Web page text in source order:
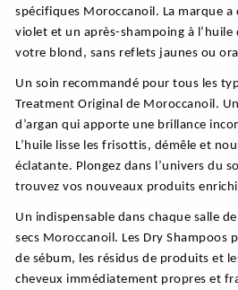
spécifiques Moroccanoil. La marque
violet et un après-shampoing à l’huile
votre blond, sans reflets jaunes ou
Un soin recommandé pour tous les
Treatment Original de Moroccanoil.
d’argan qui apporte une brillance
L’huile lisse les frisottis, démêle et
éclatante. Plongez dans l’univers du
trouvez vos nouveaux produits
Un indispensable dans chaque salle
secs Moroccanoil. Les Dry Shampoos
de sébum, les résidus de produits et
cheveux immédiatement propres et